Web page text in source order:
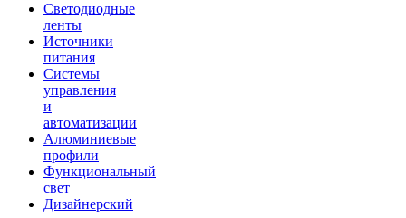
Светодиодные
ленты
Источники
питания
Системы
управления
и
автоматизации
Алюминиевые
профили
Функциональный
свет
Дизайнерский